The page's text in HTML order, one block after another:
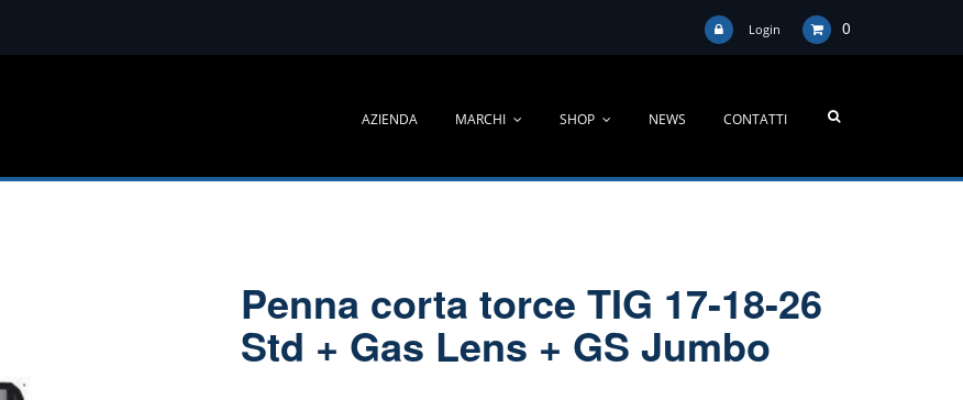
Login 0
AZIENDA MARCHI SHOP NEWS CONTATTI
Penna corta torce TIG 17-18-26
Std + Gas Lens + GS Jumbo